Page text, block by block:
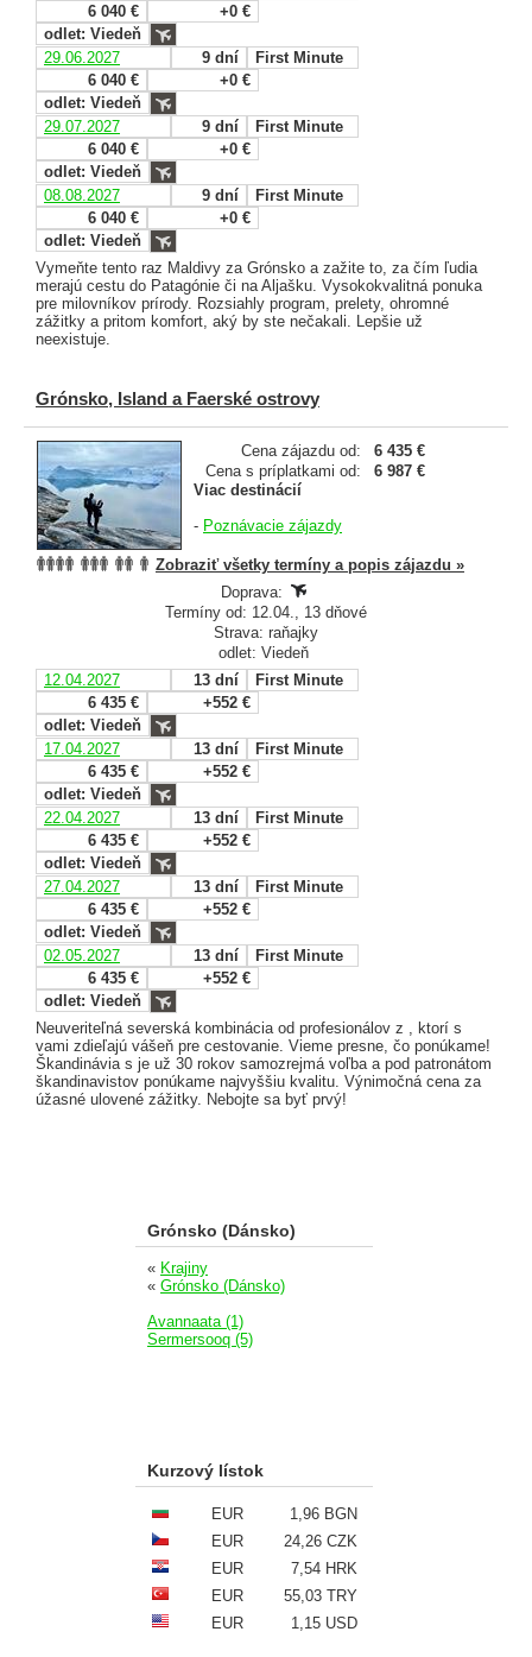
6 040 €
+0 €
odlet: Viedeň
29.06.2027
9 dní
First Minute
6 040 €
+0 €
odlet: Viedeň
29.07.2027
9 dní
First Minute
6 040 €
+0 €
odlet: Viedeň
08.08.2027
9 dní
First Minute
6 040 €
+0 €
odlet: Viedeň
Vymeňte tento raz Maldivy za Grónsko a zažite to, za čím ľudia
merajú cestu do Patagónie či na Aljašku. Vysokokvalitná ponuka
pre milovníkov prírody. Rozsiahly program, prelety, ohromné
zážitky a pritom komfort, aký by ste nečakali. Lepšie už
neexistuje.
Grónsko, Island a Faerské ostrovy
Cena zájazdu od:
6 435 €
Cena s príplatkami od:
6 987 €
Viac destinácií
- Poznávacie zájazdy
Zobraziť všetky termíny a popis zájazdu »
Doprava:
Termíny od: 12.04., 13 dňové
Strava: raňajky
odlet: Viedeň
12.04.2027
13 dní
First Minute
6 435 €
+552 €
odlet: Viedeň
17.04.2027
13 dní
First Minute
6 435 €
+552 €
odlet: Viedeň
22.04.2027
13 dní
First Minute
6 435 €
+552 €
odlet: Viedeň
27.04.2027
13 dní
First Minute
6 435 €
+552 €
odlet: Viedeň
02.05.2027
13 dní
First Minute
6 435 €
+552 €
odlet: Viedeň
Neuveriteľná severská kombinácia od profesionálov z , ktorí s
vami zdieľajú vášeň pre cestovanie. Vieme presne, čo ponúkame!
Škandinávia s je už 30 rokov samozrejmá voľba a pod patronátom
škandinavistov ponúkame najvyššiu kvalitu. Výnimočná cena za
úžasné ulovené zážitky. Nebojte sa byť prvý!
Grónsko (Dánsko)
« Krajiny
« Grónsko (Dánsko)
Avannaata (1)
Sermersooq (5)
Kurzový lístok
EUR
1,96 BGN
EUR
24,26 CZK
EUR
7,54 HRK
EUR
55,03 TRY
EUR
1,15 USD